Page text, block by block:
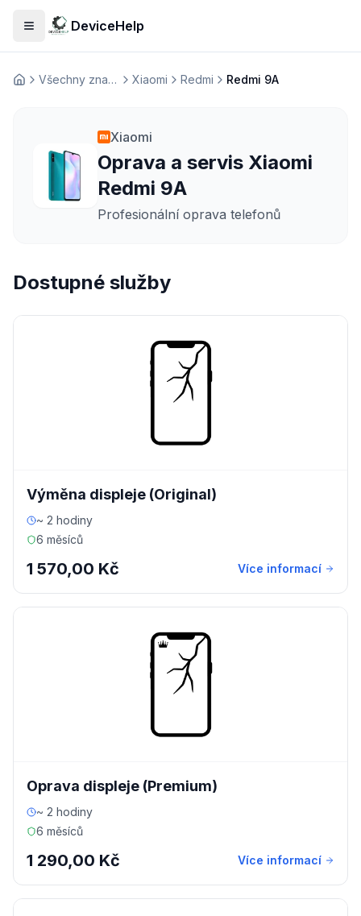
Otevřít menuDeviceHelp
Домашня Všechny značky Xiaomi Redmi Redmi 9A
Xiaomi
Oprava a servis Xiaomi
Redmi 9A
Profesionální oprava telefonů
Dostupné služby
Výměna displeje (Original)
~ 2 hodiny
6 měsíců
1 570,00 Kč Více informací
Oprava displeje (Premium)
~ 2 hodiny
6 měsíců
1 290,00 Kč Více informací